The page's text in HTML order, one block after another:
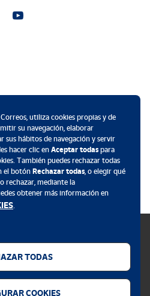
utiliza cookies propias y de
su navegación, elaborar
sus hábitos de navegación y servir
hacer clic en Aceptar todaspara
También puedes rechazar todas
el botón Rechazar todas, o elegir qué
rechazar, mediante la
obtener más información en
.
TODAS
COOKIES